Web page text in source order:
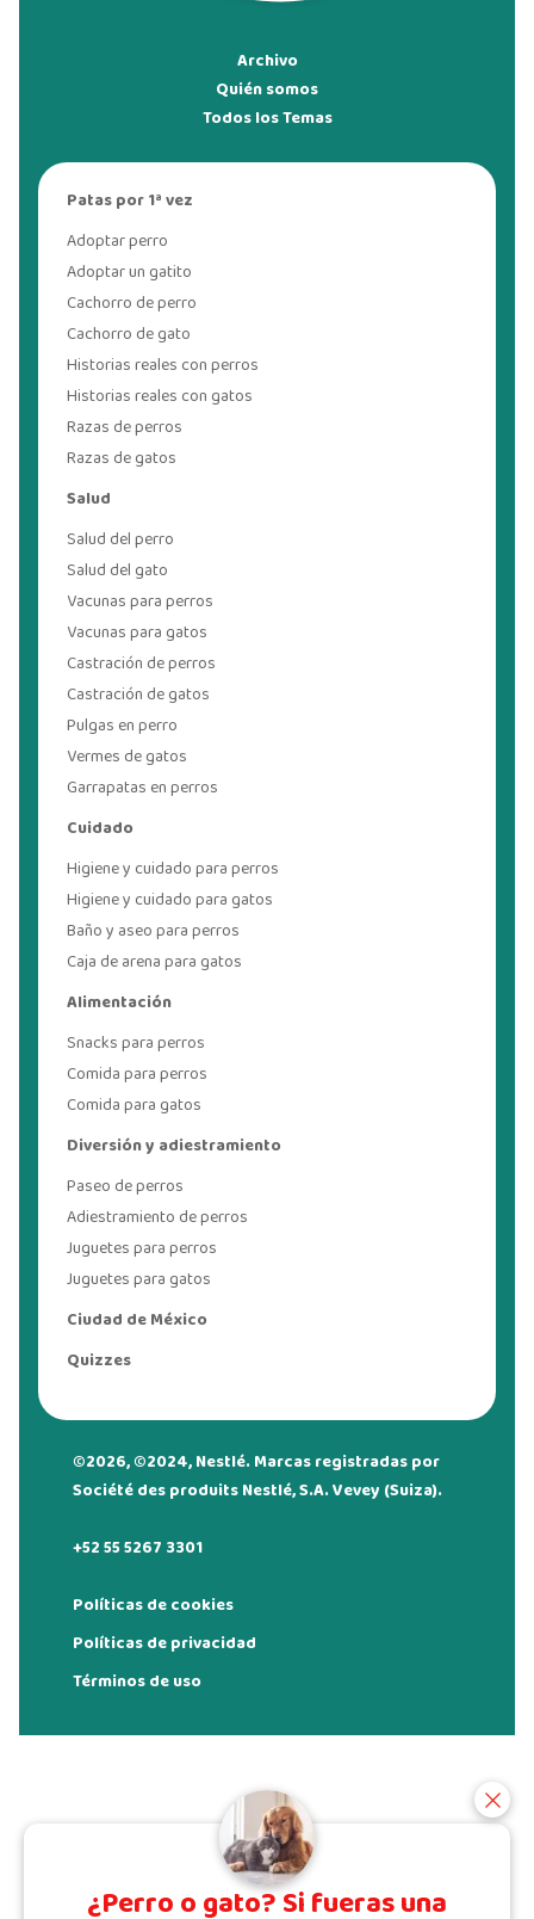
¿Perro o gato? Si fueras una
Archivo
Quién somos
Todos los Temas
Patas por 1ª vez
Adoptar perro
Adoptar un gatito
Cachorro de perro
Cachorro de gato
Historias reales con perros
Historias reales con gatos
Razas de perros
Razas de gatos
Salud
Salud del perro
Salud del gato
Vacunas para perros
Vacunas para gatos
Castración de perros
Castración de gatos
Pulgas en perro
Vermes de gatos
Garrapatas en perros
Cuidado
Higiene y cuidado para perros
Higiene y cuidado para gatos
Baño y aseo para perros
Caja de arena para gatos
Alimentación
Snacks para perros
Comida para perros
Comida para gatos
Diversión y adiestramiento
Paseo de perros
Adiestramiento de perros
Juguetes para perros
Juguetes para gatos
Ciudad de México
Quizzes
©2026, ©2024, Nestlé. Marcas registradas por
Société des produits Nestlé, S.A. Vevey (Suiza).
+52 55 5267 3301
Políticas de cookies
Políticas de privacidad
Términos de uso